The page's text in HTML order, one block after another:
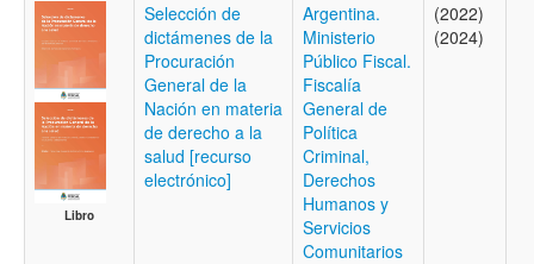
Libro
Selección de
dictámenes de la
Procuración
General de la
Nación en materia
de derecho a la
salud [recurso
electrónico]
Argentina.
Ministerio
Público Fiscal.
Fiscalía
General de
Política
Criminal,
Derechos
Humanos y
Servicios
Comunitarios
(2022)
(2024)